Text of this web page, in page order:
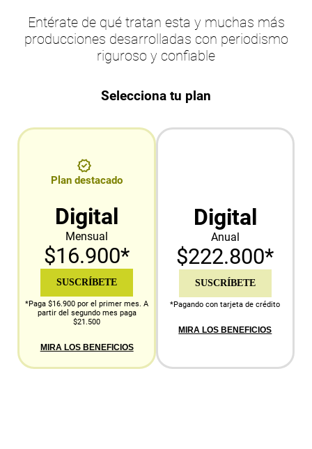
Entérate de qué tratan esta y muchas más
producciones desarrolladas con periodismo
riguroso y confiable
Selecciona tu plan
Plan destacado
Digital
Mensual
$16.900*
SUSCRÍBETE
*Paga $16.900 por el primer mes. A
partir del segundo mes paga
$21.500
MIRA LOS BENEFICIOS
Digital
Anual
$222.800*
SUSCRÍBETE
*Pagando con tarjeta de crédito
MIRA LOS BENEFICIOS